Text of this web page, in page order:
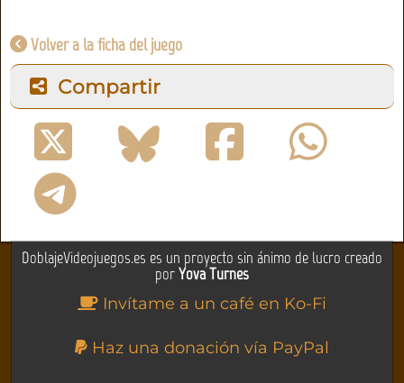
Volver a la ficha del juego
Compartir
DoblajeVideojuegos.es es un proyecto sin ánimo de lucro creado
porYova Turnes
Invítame a un café en Ko-Fi
Haz una donación vía PayPal